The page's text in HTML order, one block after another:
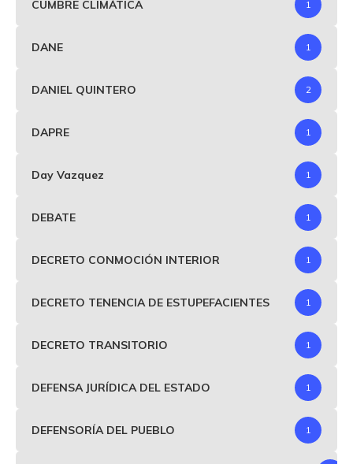
CUMBRE CLIMÁTICA 1
DANE 1
DANIEL QUINTERO 2
DAPRE 1
Day Vazquez 1
DEBATE 1
DECRETO CONMOCIÓN INTERIOR 1
DECRETO TENENCIA DE ESTUPEFACIENTES 1
DECRETO TRANSITORIO 1
DEFENSA JURÍDICA DEL ESTADO 1
DEFENSORÍA DEL PUEBLO 1